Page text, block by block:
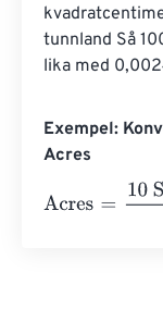
tunnland Så
lika med
Exempel:
Acres
Acres
10